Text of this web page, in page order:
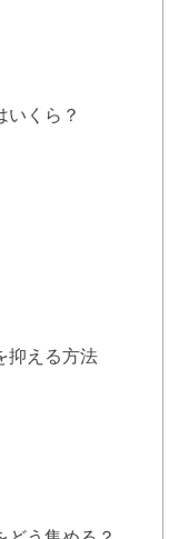
いくら？
抑える方法